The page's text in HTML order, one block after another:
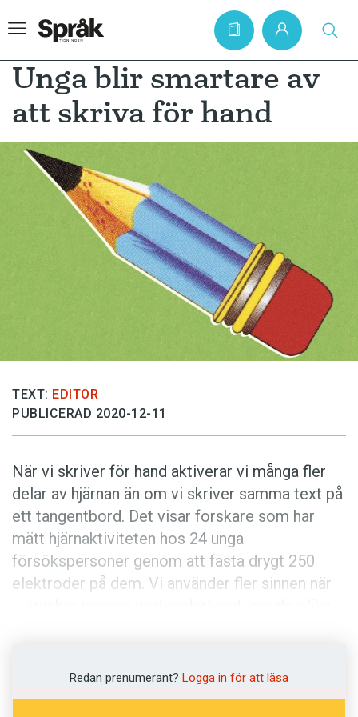
Artiklar
Krönikor
Språkfrågor
Anmäl till språkpolisen
Föreslå nyord
Läs Språktidningen digitalt
Press
Unga blir smartare av
att skriva för hand
TEXT: EDITOR
PUBLICERAD 2020-12-11
När vi skriver för hand aktiverar vi många fler
delar av hjärnan än om vi skriver samma text på
ett tangentbord. Det visar forskare som har
mätt hjärnaktiviteten hos 24 unga
försökspersoner genom att fästa drygt 250
elektroder på dem. Vi använder fler sinnen när
Detta ger fler krokar att hänga upp minnet på,
menar Audrey van der Meer, som har lett
Redan prenumerant? Logga in för att läsa